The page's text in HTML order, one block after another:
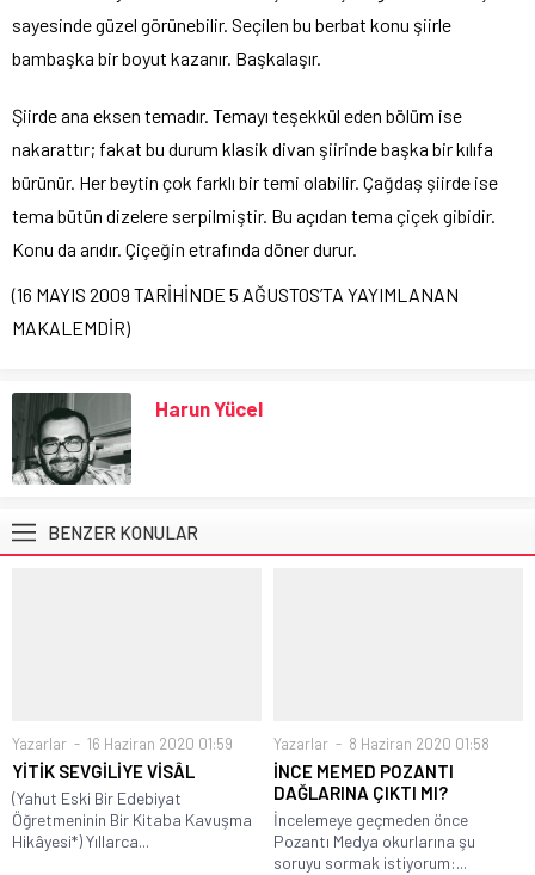
sayesinde güzel görünebilir. Seçilen bu berbat konu şiirle
bambaşka bir boyut kazanır. Başkalaşır.
Şiirde ana eksen temadır. Temayı teşekkül eden bölüm ise
nakarattır; fakat bu durum klasik divan şiirinde başka bir kılıfa
bürünür. Her beytin çok farklı bir temi olabilir. Çağdaş şiirde ise
tema bütün dizelere serpilmiştir. Bu açıdan tema çiçek gibidir.
Konu da arıdır. Çiçeğin etrafında döner durur.
(16 MAYIS 2009 TARİHİNDE 5 AĞUSTOS’TA YAYIMLANAN
MAKALEMDİR)
Harun Yücel
BENZER KONULAR
Yazarlar 16 Haziran 2020 01:59
YİTİK SEVGİLİYE VİSÂL
(Yahut Eski Bir Edebiyat
Öğretmeninin Bir Kitaba Kavuşma
Hikâyesi*) Yıllarca...
Yazarlar 8 Haziran 2020 01:58
İNCE MEMED POZANTI
DAĞLARINA ÇIKTI MI?
İncelemeye geçmeden önce
Pozantı Medya okurlarına şu
soruyu sormak istiyorum:...